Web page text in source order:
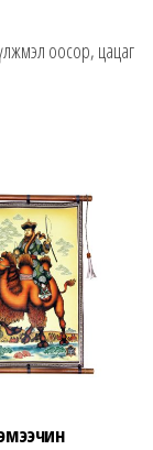
оосор, цацаг